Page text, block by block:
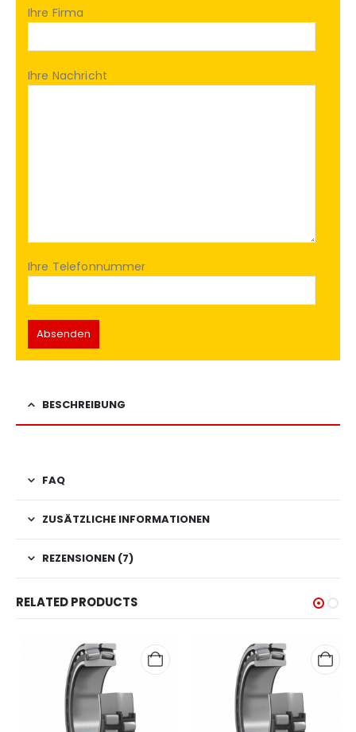
Ihre Firma
Ihre Nachricht
Ihre Telefonnummer
BESCHREIBUNG
FAQ
ZUSÄTZLICHE INFORMATIONEN
REZENSIONEN (7)
RELATED PRODUCTS